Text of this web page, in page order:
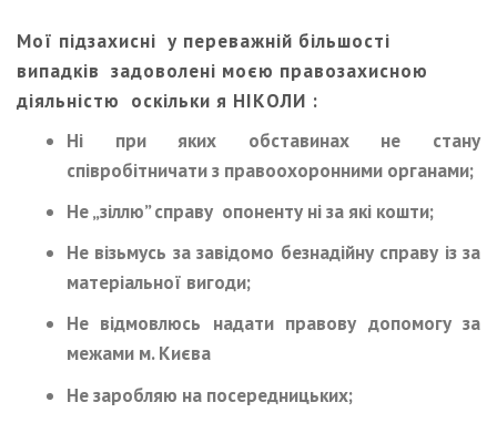
Мої підзахисні у переважній більшості
випадків задоволені моєю правозахисною
діяльністю оскільки я НІКОЛИ :
Ні при яких обставинах не стану
співробітничати з правоохоронними органами;
Не „зіллю” справу опоненту ні за які кошти;
Не візьмусь за завідомо безнадійну справу із за
матеріальної вигоди;
Не відмовлюсь надати правову допомогу за
межами м. Києва
Не заробляю на посередницьких;